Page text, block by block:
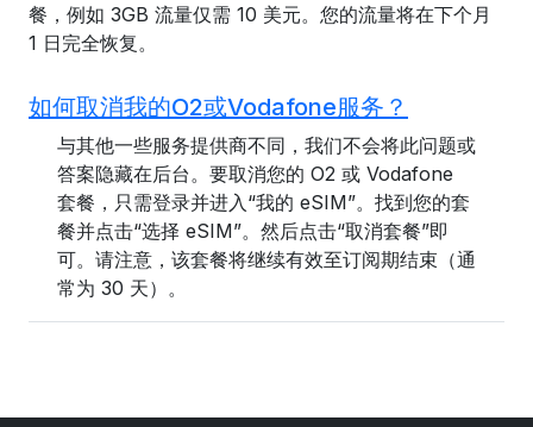
餐，例如 3GB 流量仅需 10 美元。您的流量将在下个月
1 日完全恢复。
如何取消我的O2或Vodafone服务？
与其他一些服务提供商不同，我们不会将此问题或
答案隐藏在后台。要取消您的 O2 或 Vodafone
套餐，只需登录并进入“我的 eSIM”。找到您的套
餐并点击“选择 eSIM”。然后点击“取消套餐”即
可。请注意，该套餐将继续有效至订阅期结束（通
常为 30 天）。